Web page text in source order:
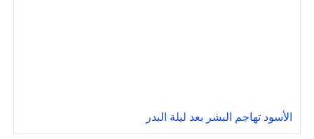
الأسود تهاجم البشر بعد ليلة البدر